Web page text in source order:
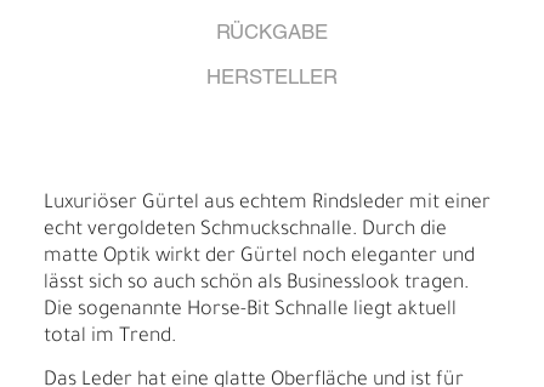
RÜCKGABE
HERSTELLER
Luxuriöser Gürtel aus echtem Rindsleder mit einer
echt vergoldeten Schmuckschnalle. Durch die
matte Optik wirkt der Gürtel noch eleganter und
lässt sich so auch schön als Businesslook tragen.
Die sogenannte Horse-Bit Schnalle liegt aktuell
total im Trend.
Das Leder hat eine glatte Oberfläche und ist für